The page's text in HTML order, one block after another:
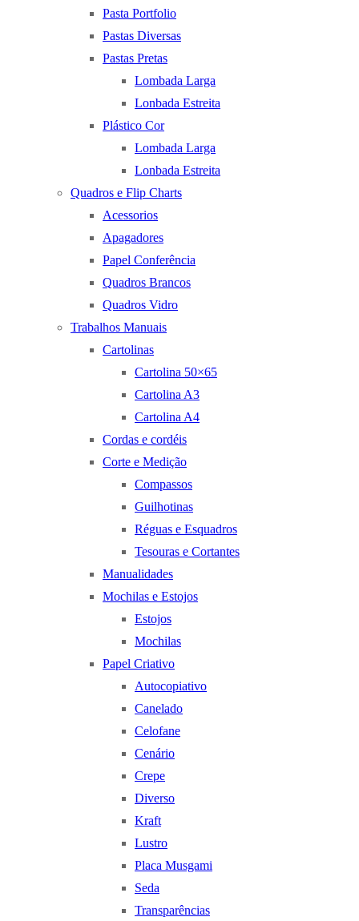
Pasta Portfolio
Pastas Diversas
Pastas Pretas
Lombada Larga
Lonbada Estreita
Plástico Cor
Lombada Larga
Lonbada Estreita
Quadros e Flip Charts
Acessorios
Apagadores
Papel Conferência
Quadros Brancos
Quadros Vidro
Trabalhos Manuais
Cartolinas
Cartolina 50×65
Cartolina A3
Cartolina A4
Cordas e cordéis
Corte e Medição
Compassos
Guilhotinas
Réguas e Esquadros
Tesouras e Cortantes
Manualidades
Mochilas e Estojos
Estojos
Mochilas
Papel Criativo
Autocopiativo
Canelado
Celofane
Cenário
Crepe
Diverso
Kraft
Lustro
Placa Musgami
Seda
Transparências